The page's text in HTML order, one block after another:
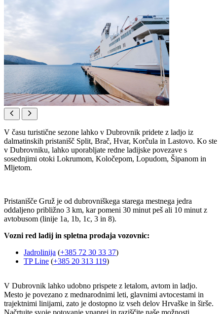
Avtobusna postaje je v Gružu v bližini pristanišča.
Lokalni avtobusni prevoz:
Libertas-Dubrovnik d.o.o.
(+385 20 441 327)
V času turistične sezone lahko v Dubrovnik pridete z ladjo iz
dalmatinskih pristanišč Split, Brač, Hvar, Korčula in Lastovo. Ko ste
v Dubrovniku, lahko uporabljate redne ladijske povezave s
sosednjimi otoki Lokrumom, Koločepom, Lopudom, Šipanom in
Mljetom.
Pristanišče Gruž je od dubrovniškega starega mestnega jedra
oddaljeno približno 3 km, kar pomeni 30 minut peš ali 10 minut z
avtobusom (linije 1a, 1b, 1c, 3 in 8).
Vozni red ladij in spletna prodaja vozovnic:
Jadrolinija (+385 72 30 33 37)
TP Line (+385 20 313 119)
V Dubrovnik lahko udobno prispete z letalom, avtom in ladjo.
Mesto je povezano z mednarodnimi leti, glavnimi avtocestami in
trajektnimi linijami, zato je dostopno iz vseh delov Hrvaške in širše.
Načrtujte svoje potovanje vnaprej in raziščite naše možnosti